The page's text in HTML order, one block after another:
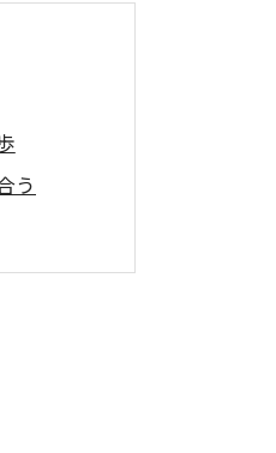
う
う
を知る
析